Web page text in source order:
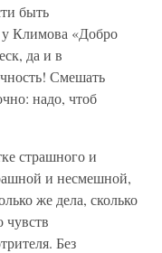
быть
Климова «Добро
да и в
Смешать
надо, чтоб
страшного и
и несмешной,
же дела, сколько
Без